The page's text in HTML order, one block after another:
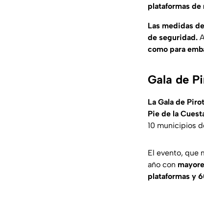
plataformas de
Las medidas
de seguridad.
como para
Gala de
La Gala de
Pie de la
10 municipios
El evento, que
año con
plataformas y